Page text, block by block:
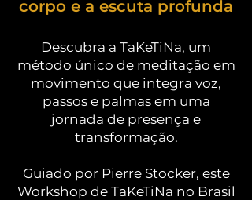
corpo e a escuta profunda
Descubra a TaKeTiNa, um
método único de meditação em
movimento que integra voz,
passos e palmas em uma
jornada de presença e
transformação.
Guiado por Pierre Stocker, este
Workshop de TaKeTiNa no Brasil